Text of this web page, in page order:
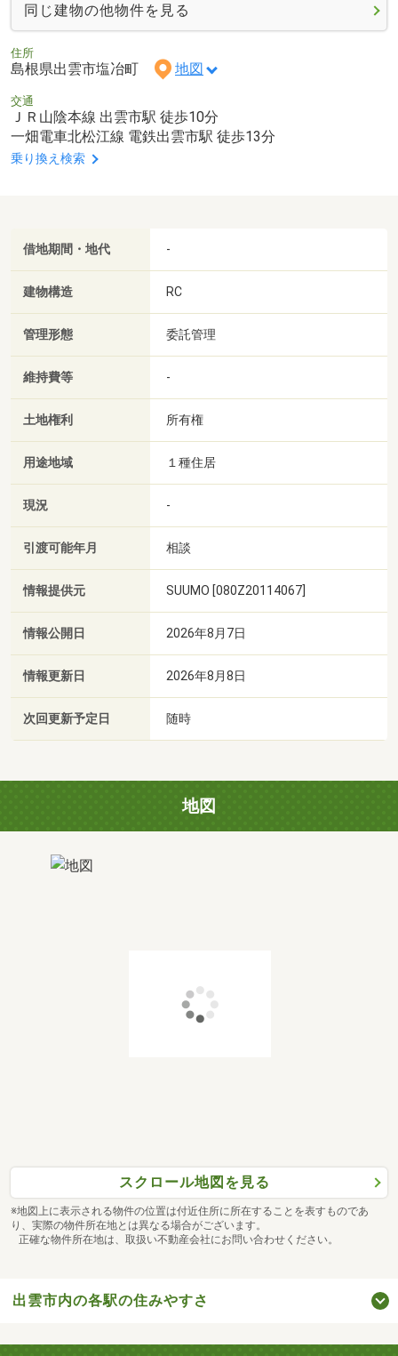
同じ建物の他物件を見る
住所
島根県出雲市塩冶町 地図
交通
ＪＲ山陰本線 出雲市駅 徒歩10分
一畑電車北松江線 電鉄出雲市駅 徒歩13分
乗り換え検索
借地期間・地代 -
建物構造 RC
管理形態 委託管理
維持費等 -
土地権利 所有権
用途地域 １種住居
現況 -
引渡可能年月 相談
情報提供元 SUUMO [080Z20114067]
情報公開日 2026年8月7日
情報更新日 2026年8月8日
次回更新予定日 随時
地図
スクロール地図を見る
※地図上に表示される物件の位置は付近住所に所在することを表すものであ
り、実際の物件所在地とは異なる場合がございます。
正確な物件所在地は、取扱い不動産会社にお問い合わせください。
出雲市内の各駅の住みやすさ